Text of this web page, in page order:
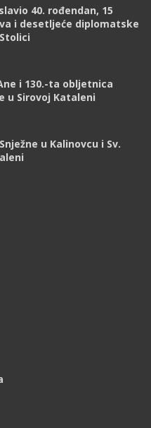
40. rođendan, 15
i desetljeće diplomatske
i 130.-ta obljetnica
u Sirovoj Kataleni
u Kalinovcu i Sv.